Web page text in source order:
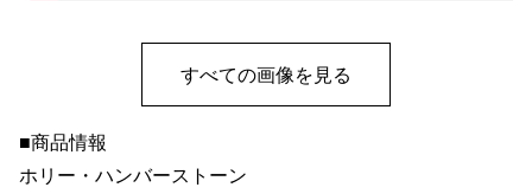
すべての画像を見る
■商品情報
ホリー・ハンバーストーン